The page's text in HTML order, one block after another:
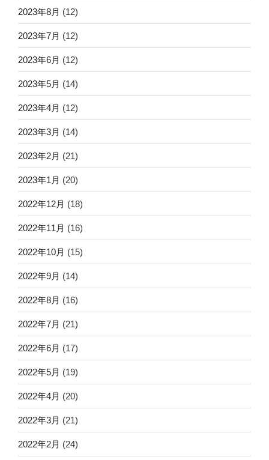
2023年8月 (12)
2023年7月 (12)
2023年6月 (12)
2023年5月 (14)
2023年4月 (12)
2023年3月 (14)
2023年2月 (21)
2023年1月 (20)
2022年12月 (18)
2022年11月 (16)
2022年10月 (15)
2022年9月 (14)
2022年8月 (16)
2022年7月 (21)
2022年6月 (17)
2022年5月 (19)
2022年4月 (20)
2022年3月 (21)
2022年2月 (24)